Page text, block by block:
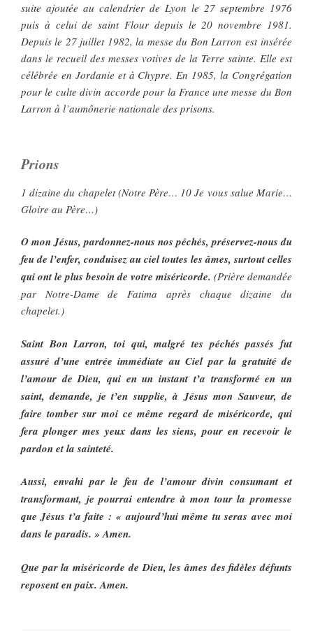
suite ajoutée au calendrier de Lyon le 27 septembre 1976
puis à celui de saint Flour depuis le 20 novembre 1981.
Depuis le 27 juillet 1982, la messe du Bon Larron est insérée
dans le recueil des messes votives de la Terre sainte. Elle est
célébrée en Jordanie et à Chypre. En 1985, la Congrégation
pour le culte divin accorde pour la France une messe du Bon
Larron à l’aumônerie nationale des prisons.
Prions
1 dizaine du chapelet (Notre Père… 10 Je vous salue Marie…
Gloire au Père…)
O mon Jésus, pardonnez-nous nos péchés, préservez-nous du
feu de l’enfer, conduisez au ciel toutes les âmes, surtout celles
qui ont le plus besoin de votre miséricorde. (Prière demandée
par Notre-Dame de Fatima après chaque dizaine du
chapelet.)
Saint Bon Larron, toi qui, malgré tes péchés passés fut
assuré d’une entrée immédiate au Ciel par la gratuité de
l’amour de Dieu, qui en un instant t’a transformé en un
saint, demande, je t’en supplie, à Jésus mon Sauveur, de
faire tomber sur moi ce même regard de miséricorde, qui
fera plonger mes yeux dans les siens, pour en recevoir le
pardon et la sainteté.
Aussi, envahi par le feu de l’amour divin consumant et
transformant, je pourrai entendre à mon tour la promesse
que Jésus t’a faite : « aujourd’hui même tu seras avec moi
dans le paradis. » Amen.
Que par la miséricorde de Dieu, les âmes des fidèles défunts
reposent en paix. Amen.